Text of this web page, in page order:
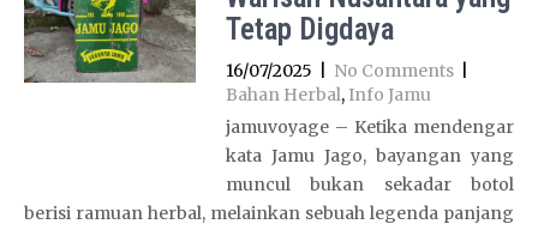
Tetap Digdaya
16/07/2025 No Comments
Bahan Herbal, Info Jamu
jamuvoyage – Ketika mendengar
kata Jamu Jago, bayangan yang
muncul bukan sekadar botol
berisi ramuan herbal, melainkan sebuah legenda panjang